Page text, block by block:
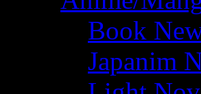
Book
Japanim